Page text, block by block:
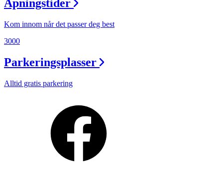
Åpningstider
Kom innom når det passer deg best
3000
Parkeringsplasser
Alltid gratis parkering